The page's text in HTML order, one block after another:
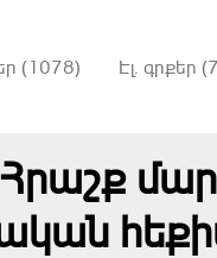
(1078) Էլ. գրքեր
Հրաշք